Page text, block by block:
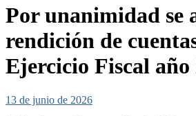
Por unanimidad se
rendición de
Ejercicio Fiscal año
13 de junio de 2026